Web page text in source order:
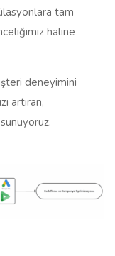
tam
haline
deneyimini
artıran,